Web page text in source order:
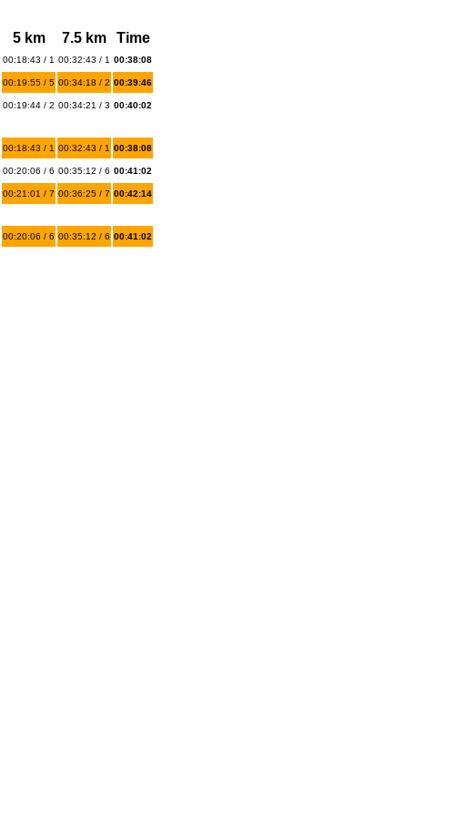
5 km 7.5 km Time
00:18:43 / 1 00:32:43 / 1 00:38:08
00:19:55 / 5 00:34:18 / 2 00:39:46
00:19:44 / 2 00:34:21 / 3 00:40:02
00:18:43 / 1 00:32:43 / 1 00:38:08
00:20:06 / 6 00:35:12 / 6 00:41:02
00:21:01 / 7 00:36:25 / 7 00:42:14
00:20:06 / 6 00:35:12 / 6 00:41:02